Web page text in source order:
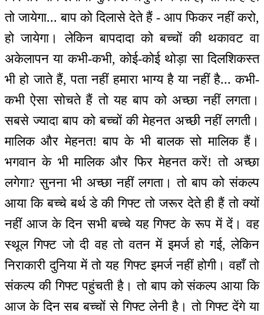
तो जायेगा... बाप को दिलासे देते हैं - आप फिकर नहीं करो,
हो जायेगा। लेकिन बापदादा को बच्चों की थकावट वा
अकेलापन या कभी-कभी, कोई-कोई थोड़ा सा दिलशिकस्त
भी हो जाते हैं, पता नहीं हमारा भाग्य है या नहीं है... कभी-
कभी ऐसा सोचते हैं तो यह बाप को अच्छा नहीं लगता।
सबसे ज्यादा बाप को बच्चों की मेहनत अच्छी नहीं लगती।
मालिक और मेहनत! बाप के भी बालक सो मालिक हैं।
भगवान के भी मालिक और फिर मेहनत करें! तो अच्छा
लगेगा? सुनना भी अच्छा नहीं लगता। तो बाप को संकल्प
आया कि बच्चे बर्थ डे की गिफ्ट तो जरूर देते ही हैं तो क्यों
नहीं आज के दिन सभी बच्चे यह गिफ्ट के रूप में दें। वह
स्थूल गिफ्ट जो दी वह तो वतन में इमर्ज हो गई, लेकिन
निराकारी दुनिया में तो यह गिफ्ट इमर्ज नहीं होगी। वहाँ तो
संकल्प की गिफ्ट पहुंचती है। तो बाप को संकल्प आया कि
आज के दिन सब बच्चों से गिफ्ट लेनी है। तो गिफ्ट देंगे या